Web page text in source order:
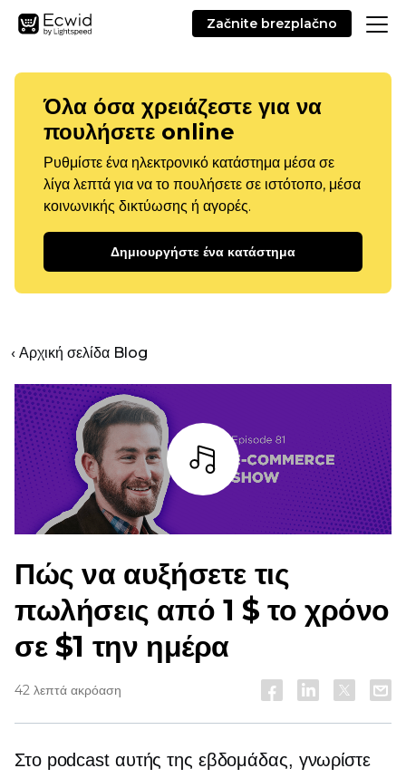
Začnite brezplačno
Όλα όσα χρειάζεστε για να
πουλήσετε online
Ρυθμίστε ένα ηλεκτρονικό κατάστημα μέσα σε
λίγα λεπτά για να το πουλήσετε σε ιστότοπο, μέσα
κοινωνικής δικτύωσης ή αγορές.
Δημιουργήστε ένα κατάστημα
‹ Αρχική σελίδα Blog
Πώς να αυξήσετε τις
πωλήσεις από 1 $ το χρόνο
σε $1 την ημέρα
42 λεπτά ακρόαση
Στο podcast αυτής της εβδομάδας, γνωρίστε